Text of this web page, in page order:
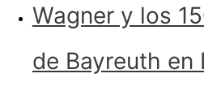
Wagner y los
de Bayreuth en